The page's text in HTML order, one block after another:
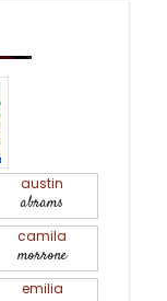
austin
abrams
camila
morrone
emilia